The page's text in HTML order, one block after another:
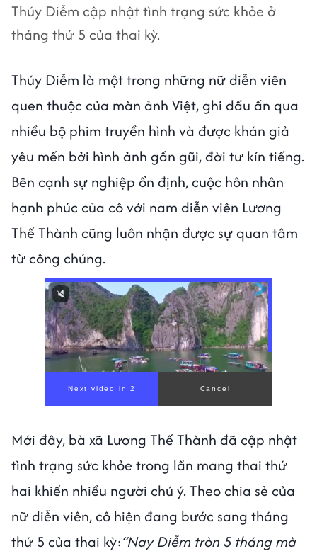
Thúy Diễm cập nhật tình trạng sức khỏe ở
tháng thứ 5 của thai kỳ.
Thúy Diễm là một trong những nữ diễn viên
quen thuộc của màn ảnh Việt, ghi dấu ấn qua
nhiều bộ phim truyền hình và được khán giả
yêu mến bởi hình ảnh gần gũi, đời tư kín tiếng.
Bên cạnh sự nghiệp ổn định, cuộc hôn nhân
hạnh phúc của cô với nam diễn viên Lương
Thế Thành cũng luôn nhận được sự quan tâm
từ công chúng.
Mới đây, bà xã Lương Thế Thành đã cập nhật
tình trạng sức khỏe trong lần mang thai thứ
hai khiến nhiều người chú ý. Theo chia sẻ của
nữ diễn viên, cô hiện đang bước sang tháng
thứ 5 của thai kỳ:“Nay Diễm tròn 5 tháng mà